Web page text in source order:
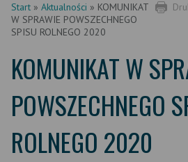
Start » Aktualności » KOMUNIKAT
W SPRAWIE POWSZECHNEGO
SPISU ROLNEGO 2020
KOMUNIKAT W
POWSZECHNEGO
ROLNEGO 2020